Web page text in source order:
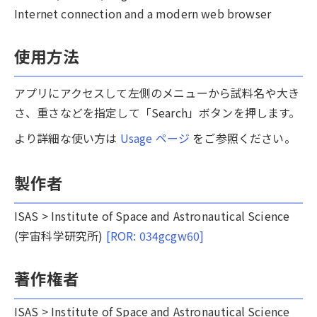
Internet connection and a modern web browser
使用方法
アプリにアクセスして左側のメニューから試料名や大き
さ、重さなどを指定して「Search」ボタンを押します。
より詳細な使い方は Usage ページ をご参照ください。
製作者
ISAS > Institute of Space and Astronautical Science
(宇宙科学研究所) [ROR: 034gcgw60]
著作権者
ISAS > Institute of Space and Astronautical Science